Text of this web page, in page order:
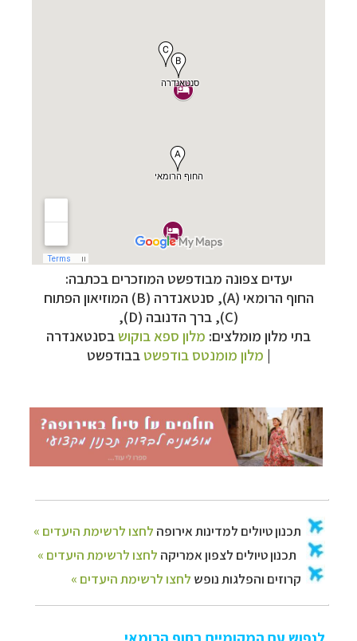
יעדים צפונה מבודפשט המוזכרים בכתבה:
החוף הרומאי (A), סנטאנדרה (B) המוזיאון הפתוח
(C), ברך הדנובה (D),
בתי מלון מומלצים: מלון ספא בוקושבסנטאנדרה
| מלון מומנטס בודפשטבבודפשט
תכנוןטיולים למדינות אירופהלחצו לרשימת היעדים »
תכנון טיולים לצפון אמריקהלחצו לרשימת היעדים »
קרוזים והפלגות נופש
לחצו לרשימת היעדים »